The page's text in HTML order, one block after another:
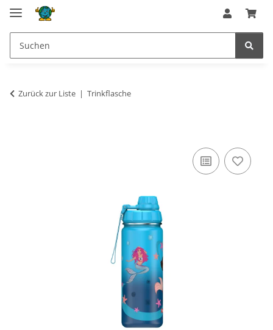
Zurück zur Liste Trinkflasche